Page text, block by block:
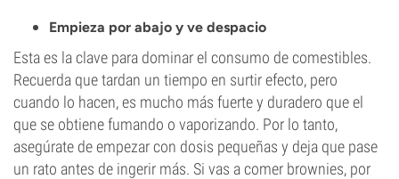
Empieza por abajo y ve despacio
Esta es la clave para dominar el consumo de comestibles.
Recuerda que tardan un tiempo en surtir efecto, pero
cuando lo hacen, es mucho más fuerte y duradero que el
que se obtiene fumando o vaporizando. Por lo tanto,
asegúrate de empezar con dosis pequeñas y deja que pase
un rato antes de ingerir más. Si vas a comer brownies, por